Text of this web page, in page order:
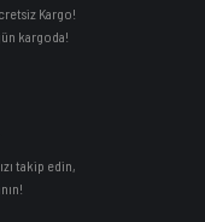
Kargo!
kargoda!
takip edin,